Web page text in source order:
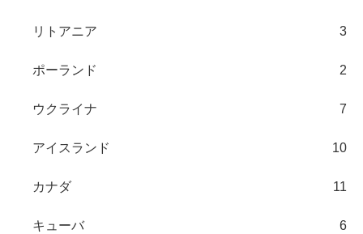
リトアニア 3
ポーランド 2
ウクライナ 7
アイスランド 10
カナダ 11
キューバ 6